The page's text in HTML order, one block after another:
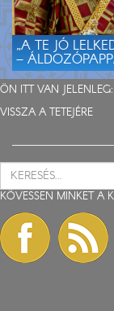
„A TE JÓ
–
ÖN ITT VAN JELENLEG:
VISSZA A TETEJÉRE
KÖVESSEN MINKET A